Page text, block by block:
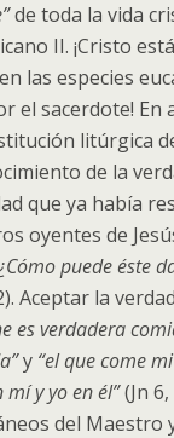
de toda la vida
II. ¡Cristo
las especies
el sacerdote! En
litúrgica
de la
que ya había
oyentes de
puede éste
Aceptar la
es verdadera
y “el que come
y yo en él”(Jn
del Maestro